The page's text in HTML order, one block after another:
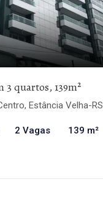
quartos, 139m²
Estância Velha-RS
2 Vagas 139 m²